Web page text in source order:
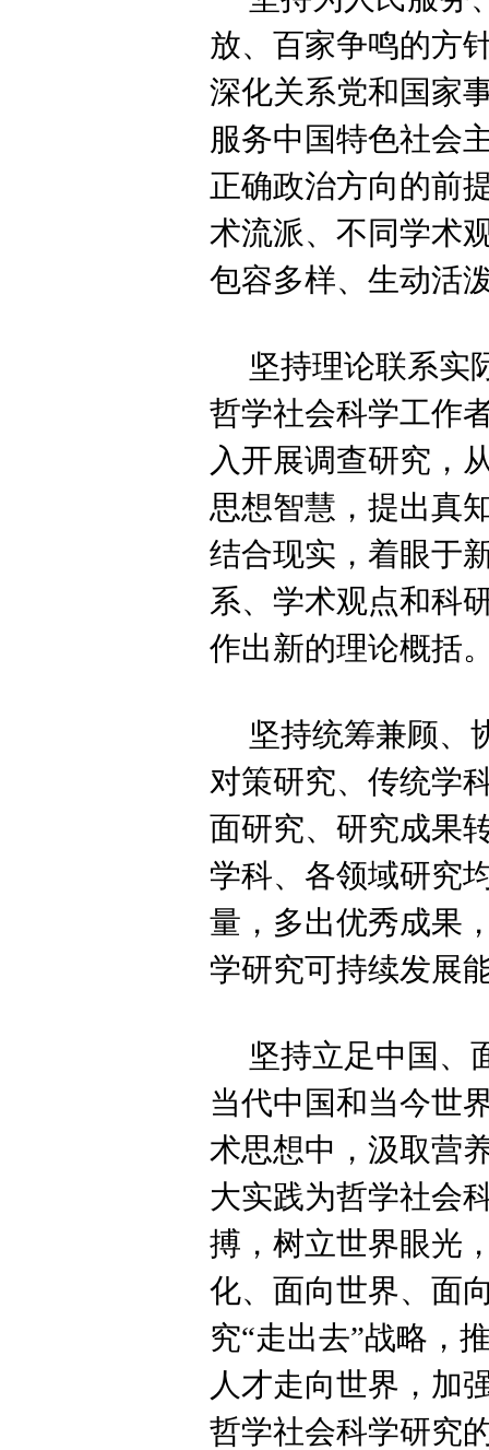
放、百家争鸣的方
深化关系党和国家
服务中国特色社会
正确政治方向的前
术流派、不同学术
包容多样、生动活
坚持理论联系实
哲学社会科学工作
入开展调查研究，
思想智慧，提出真
结合现实，着眼于
系、学术观点和科
作出新的理论概括
坚持统筹兼顾、
对策研究、传统学
面研究、研究成果
学科、各领域研究
量，多出优秀成果
学研究可持续发展
坚持立足中国、
当代中国和当今世
术思想中，汲取营
大实践为哲学社会
搏，树立世界眼光
化、面向世界、面
究“走出去”战略，
人才走向世界，加
哲学社会科学研究